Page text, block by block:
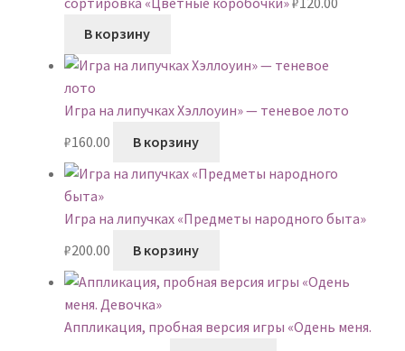
В корзину
Игра на липучках Хэллоуин» — теневое лото
₽160.00 В корзину
Игра на липучках «Предметы народного быта»
₽200.00 В корзину
Аппликация, пробная версия игры «Одень меня.